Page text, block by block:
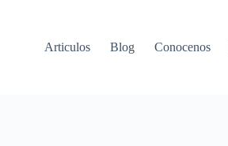
Articulos Blog Conocenos